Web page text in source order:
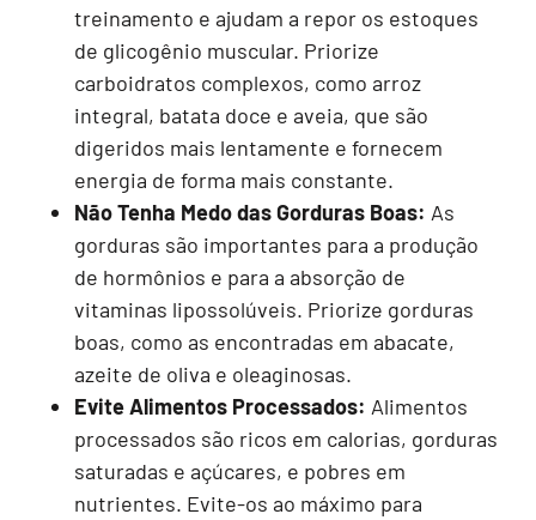
treinamento e ajudam a repor os estoques
de glicogênio muscular. Priorize
carboidratos complexos, como arroz
integral, batata doce e aveia, que são
digeridos mais lentamente e fornecem
energia de forma mais constante.
Não Tenha Medo das Gorduras Boas: As
gorduras são importantes para a produção
de hormônios e para a absorção de
vitaminas lipossolúveis. Priorize gorduras
boas, como as encontradas em abacate,
azeite de oliva e oleaginosas.
Evite Alimentos Processados: Alimentos
processados são ricos em calorias, gorduras
saturadas e açúcares, e pobres em
nutrientes. Evite-os ao máximo para